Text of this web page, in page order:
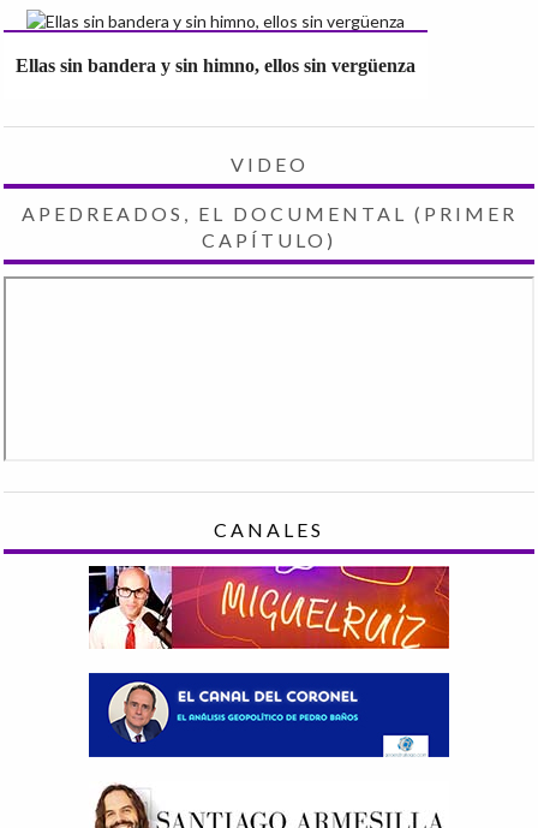
Ellas sin bandera y sin himno, ellos sin vergüenza
VIDEO
APEDREADOS, EL DOCUMENTAL (PRIMER
CAPÍTULO)
CANALES